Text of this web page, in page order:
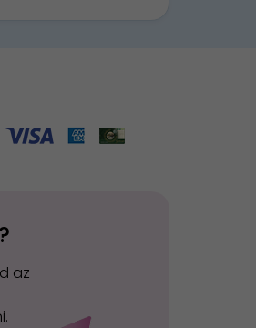
az